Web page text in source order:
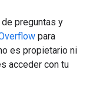
preguntas y
para
es propietario ni
acceder con tu